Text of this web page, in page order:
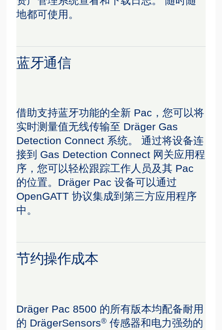
地都可使用。
蓝牙通信
借助支持蓝牙功能的全新 Pac，您可以将
实时测量值无线传输至 Dräger Gas
Detection Connect 系统。 通过将设备连
接到 Gas Detection Connect 网关应用程
序，您可以轻松跟踪工作人员及其 Pac
的位置。Dräger Pac 设备可以通过
OpenGATT 协议集成到第三方应用程序
中。
节约操作成本
Dräger Pac 8500 的所有版本均配备耐用
的 DrägerSensors® 传感器和电力强劲的